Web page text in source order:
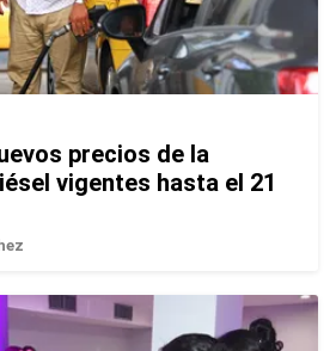
precios de la
vigentes hasta el 21